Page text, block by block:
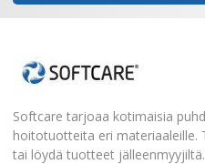
Softcare tarjoaa kotimaisia
hoitotuotteita eri materiaaleille.
tai löydä tuotteet jälleenmyyjiltä.